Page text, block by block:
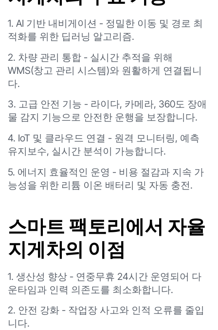
1. AI 기반 내비게이션 - 정밀한 이동 및 경로 최
적화를 위한 딥러닝 알고리즘.
2. 차량 관리 통합 - 실시간 추적을 위해
WMS(창고 관리 시스템)와 원활하게 연결됩니
다.
3. 고급 안전 기능 - 라이다, 카메라, 360도 장애
물 감지 기능으로 안전한 운행을 보장합니다.
4. IoT 및 클라우드 연결 - 원격 모니터링, 예측
유지보수, 실시간 분석이 가능합니다.
5. 에너지 효율적인 운영 - 비용 절감과 지속 가
능성을 위한 리튬 이온 배터리 및 자동 충전.
스마트 팩토리에서 자율
지게차의 이점
1. 생산성 향상 - 연중무휴 24시간 운영되어 다
운타임과 인력 의존도를 최소화합니다.
2. 안전 강화 - 작업장 사고와 인적 오류를 줄입
니다.